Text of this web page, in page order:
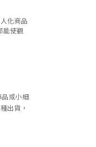
化商品
能使觀
或小細
出貨，